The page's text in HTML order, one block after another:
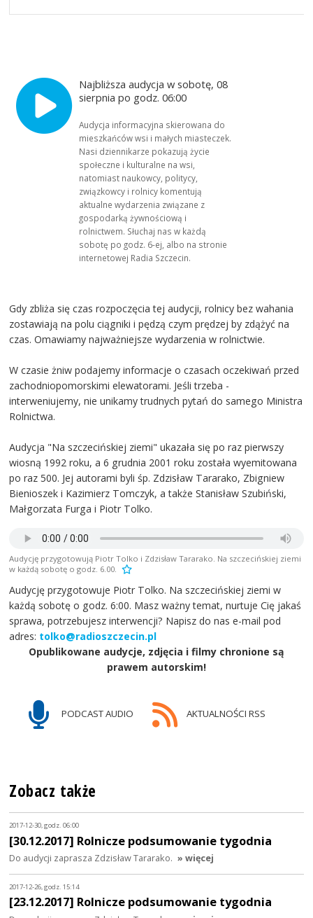
Najbliższa audycja w sobotę, 08
sierpnia po godz. 06:00
Audycja informacyjna skierowana do
mieszkańców wsi i małych miasteczek.
Nasi dziennikarze pokazują życie
społeczne i kulturalne na wsi,
natomiast naukowcy, politycy,
związkowcy i rolnicy komentują
aktualne wydarzenia związane z
gospodarką żywnościową i
rolnictwem. Słuchaj nas w każdą
sobotę po godz. 6-ej, albo na stronie
internetowej Radia Szczecin.
Gdy zbliża się czas rozpoczęcia tej audycji, rolnicy bez wahania
zostawiają na polu ciągniki i pędzą czym prędzej by zdążyć na
czas. Omawiamy najważniejsze wydarzenia w rolnictwie.
W czasie żniw podajemy informacje o czasach oczekiwań przed
zachodniopomorskimi elewatorami. Jeśli trzeba -
interweniujemy, nie unikamy trudnych pytań do samego Ministra
Rolnictwa.
Audycja "Na szczecińskiej ziemi" ukazała się po raz pierwszy
wiosną 1992 roku, a 6 grudnia 2001 roku została wyemitowana
po raz 500. Jej autorami byli śp. Zdzisław Tararako, Zbigniew
Bienioszek i Kazimierz Tomczyk, a także Stanisław Szubiński,
Małgorzata Furga i Piotr Tolko.
Audycję przygotowują Piotr Tolko i Zdzisław Tararako. Na szczecińskiej ziemi
w każdą sobotę o godz. 6.00.
Audycję przygotowuje Piotr Tolko. Na szczecińskiej ziemi w
każdą sobotę o godz. 6:00. Masz ważny temat, nurtuje Cię jakaś
sprawa, potrzebujesz interwencji? Napisz do nas e-mail pod
adres: tolko@radioszczecin.pl
Opublikowane audycje, zdjęcia i filmy chronione są
prawem autorskim!
PODCAST AUDIO AKTUALNOŚCI RSS
Zobacz także
2017-12-30, godz. 06:00
[30.12.2017] Rolnicze podsumowanie tygodnia
Do audycji zaprasza Zdzisław Tararako. » więcej
2017-12-26, godz. 15:14
[23.12.2017] Rolnicze podsumowanie tygodnia